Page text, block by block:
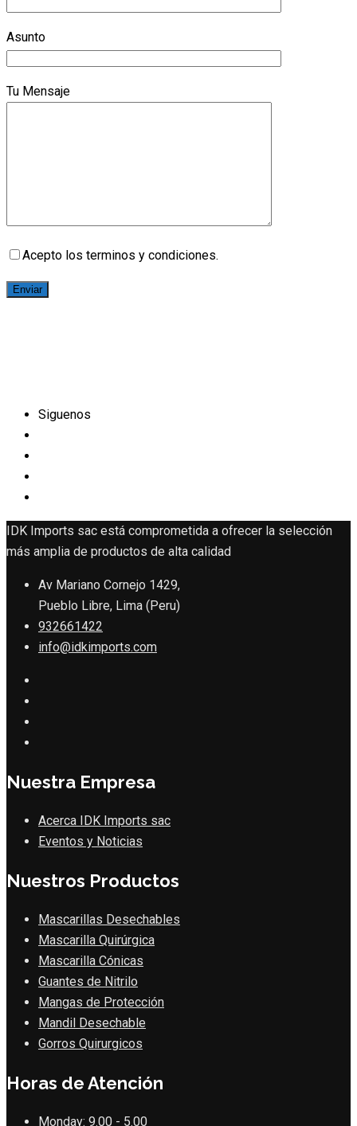
Asunto
Tu Mensaje
Acepto los terminos y condiciones.
Siguenos
IDK Imports sac está comprometida a ofrecer la selección
más amplia de productos de alta calidad
Av Mariano Cornejo 1429,
Pueblo Libre, Lima (Peru)
932661422
info@idkimports.com
Nuestra Empresa
Acerca IDK Imports sac
Eventos y Noticias
Nuestros Productos
Mascarillas Desechables
Mascarilla Quirúrgica
Mascarilla Cónicas
Guantes de Nitrilo
Mangas de Protección
Mandil Desechable
Gorros Quirurgicos
Horas de Atención
Monday: 9.00 - 5.00